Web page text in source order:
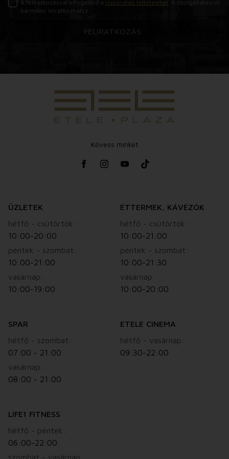
A feliratkozással elfogadod a Használati feltételeket . A szolgáltatásról
bármikor leiratkozhatsz.
Kövess minket
ÜZLETEK
hétfő - csütörtök:
10:00-20:00
péntek - szombat:
10:00-21:00
vasárnap:
10:00-19:00
ÉTTERMEK, KÁVÉZÓK
hétfő - csütörtök:
10:00-21:00
péntek - szombat:
10:00-21:30
vasárnap:
10:00-20:00
SPAR
hétfő - szombat:
07:00 - 21:00
vasárnap:
08:00 - 21:00
ETELE CINEMA
hétfő - vasárnap:
09:30-22:00
LIFE1 FITNESS
hétfő - péntek:
06:00-22:00
szombat - vasárnap: